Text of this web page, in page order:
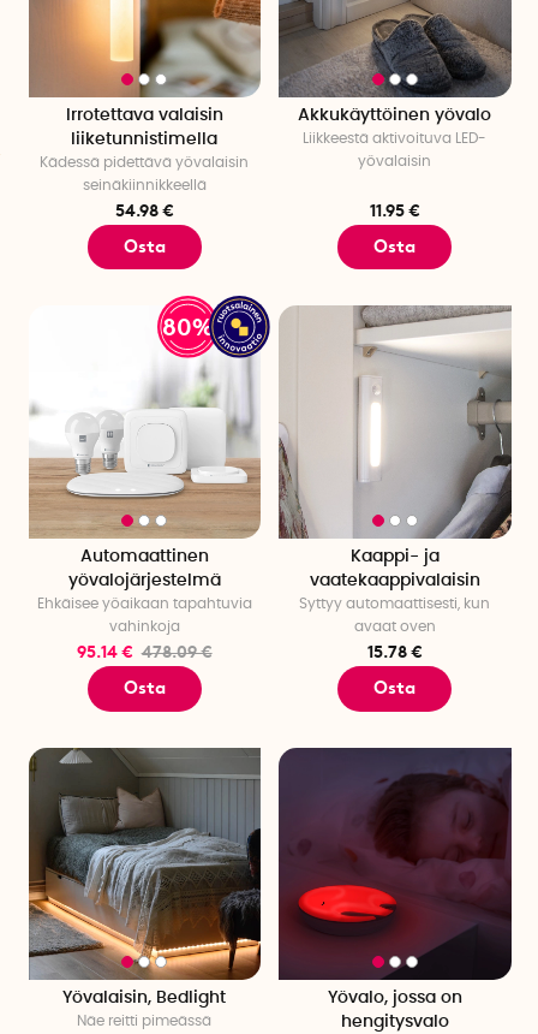
Irrotettava valaisin
liiketunnistimella
Kädessä pidettävä yövalaisin
seinäkiinnikkeellä
54.98 €
Osta
Akkukäyttöinen yövalo
Liikkeestä aktivoituva LED-
yövalaisin
11.95 €
Osta
80%
Automaattinen
yövalojärjestelmä
Ehkäisee yöaikaan tapahtuvia
vahinkoja
95.14 € 478.09 €
Osta
Kaappi- ja
vaatekaappivalaisin
Syttyy automaattisesti, kun
avaat oven
15.78 €
Osta
Yövalaisin, Bedlight
Näe reitti pimeässä
Yövalo, jossa on
hengitysvalo